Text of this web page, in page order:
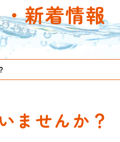
新着情報
ませんか？